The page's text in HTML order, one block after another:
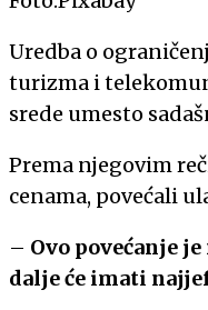
Uredba o
turizma i
srede umesto
Prema njegovim
cenama, povećali
– Ovo povećanje
dalje će imati